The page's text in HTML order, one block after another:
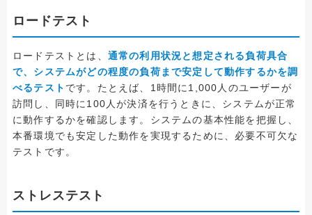
ロードテスト
ロードテストとは、 通常の利用状況と想定される負荷具合
で、システムがどの程度の負荷まで安定して動作するかを調
べるテスト です。たとえば、1時間に1,000人のユーザーが
訪問し、同時に100人が決済を行うときに、システムが正常
に動作するかを確認します。システムの基本性能を把握し、
本番環境でも安定した動作を実現するために、必要不可欠な
テストです。
ストレステスト